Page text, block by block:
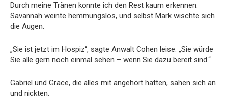
Durch meine Tränen konnte ich den Rest kaum erkennen.
Savannah weinte hemmungslos, und selbst Mark wischte sich
die Augen.
„Sie ist jetzt im Hospiz“, sagte Anwalt Cohen leise. „Sie würde
Sie alle gern noch einmal sehen – wenn Sie dazu bereit sind.“
Gabriel und Grace, die alles mit angehört hatten, sahen sich an
und nickten.